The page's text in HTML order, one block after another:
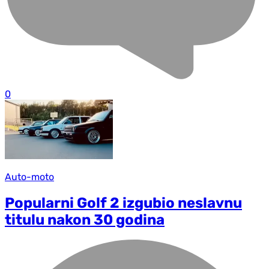
0
Auto-moto
Popularni Golf 2 izgubio neslavnu
titulu nakon 30 godina